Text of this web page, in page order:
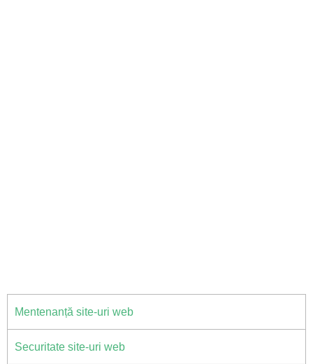
Mentenanță site-uri web
Securitate site-uri web